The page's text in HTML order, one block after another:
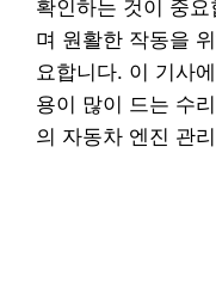
확인하는 것이 중
며 원활한 작동을
요합니다. 이 기사
용이 많이 드는 수
의 자동차 엔진 관